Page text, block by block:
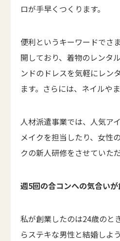
ロが手早くつくります。
便利というキーワードでさ
開しており、着物のレンタ
ンドのドレスを気軽にレン
ます。さらには、ネイルや
人材派遣事業では、人気ア
メイクを担当したり、女性
クの新人研修をさせていた
週5回の合コンへの気合い
私が創業したのは24歳のと
らステキな男性と結婚しよ